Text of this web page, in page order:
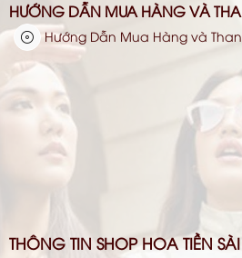
THÔNG TIN SHOP HOA TIỀN
HƯỚNG DẪN MUA HÀNG VÀ
Hướng Dẫn Mua Hàng và